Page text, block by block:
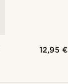
12,95 €